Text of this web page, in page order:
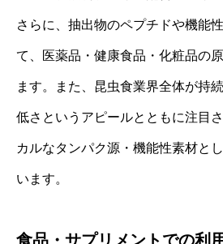
さらに、抽出物のペプチドや機能
て、医薬品・健康食品・化粧品の
ます。また、昆虫食業界全体が持
低さというアピールとともに注目
カルなタンパク源・機能性素材と
います。
食品・サプリメントでの利